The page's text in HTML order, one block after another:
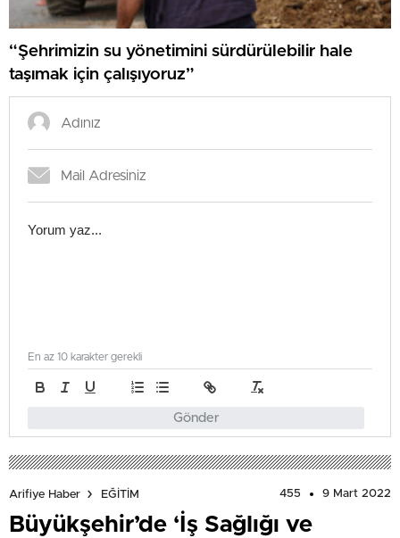
“Şehrimizin su yönetimini sürdürülebilir hale
taşımak için çalışıyoruz”
Gönder
En az 10 karakter gerekli
Arifiye Haber EĞİTİM 455 9 Mart 2022
Büyükşehir’de ‘İş Sağlığı ve